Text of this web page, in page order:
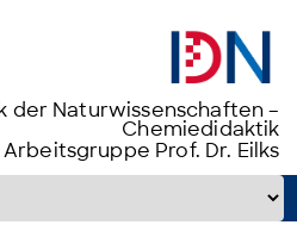
der Naturwissenschaften –
Chemiedidaktik
Arbeitsgruppe Prof. Dr. Eilks